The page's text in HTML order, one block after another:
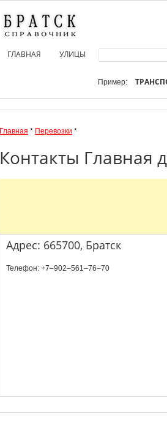
ГЛАВНАЯ УЛИЦЫ
Пример:
Главная * Перевозки *
Контакты Главная
Адрес: 665700, Братск
Телефон: +7‒902‒561‒76‒70